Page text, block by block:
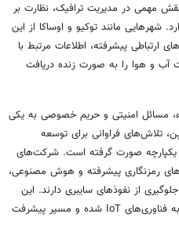
مهمی در مدیریت ترافیک، نظارت بر
مانند توکیو و اوساکا از این
ارتباطی پیشرفته، اطلاعات مرتبط با
و هوا را به صورت زنده دریافت
مسائل امنیتی و حریم خصوصی به یکی
تلاش‌های فراوانی برای توسعه
یکپارچه صورت گرفته است. شرکت‌های
رمزنگاری پیشرفته و هوش مصنوعی،
از نفوذهای سایبری دارند. این
اقدامات باعث افزایش اعتماد شهروندان به فناوری‌های IoT شده و مسیر پیشرفت